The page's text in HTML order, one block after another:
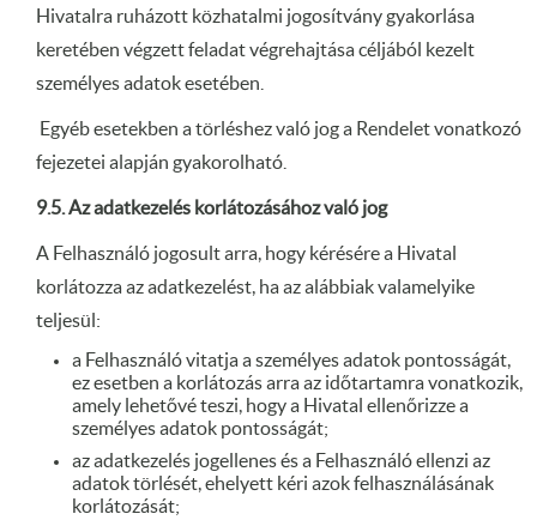
Hivatalra ruházott közhatalmi jogosítvány gyakorlása
keretében végzett feladat végrehajtása céljából kezelt
személyes adatok esetében.
Egyéb esetekben a törléshez való jog a Rendelet vonatkozó
fejezetei alapján gyakorolható.
9.5. Az adatkezelés korlátozásához való jog
A Felhasználó jogosult arra, hogy kérésére a Hivatal
korlátozza az adatkezelést, ha az alábbiak valamelyike
teljesül:
a Felhasználó vitatja a személyes adatok pontosságát,
ez esetben a korlátozás arra az időtartamra vonatkozik,
amely lehetővé teszi, hogy a Hivatal ellenőrizze a
személyes adatok pontosságát;
az adatkezelés jogellenes és a Felhasználó ellenzi az
adatok törlését, ehelyett kéri azok felhasználásának
korlátozását;